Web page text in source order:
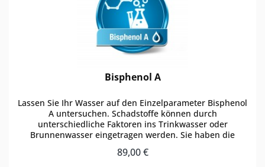
Bisphenol A
Lassen Sie Ihr Wasser auf den Einzelparameter Bisphenol
A untersuchen. Schadstoffe können durch
unterschiedliche Faktoren ins Trinkwasser oder
Brunnenwasser eingetragen werden. Sie haben die
89,00 €